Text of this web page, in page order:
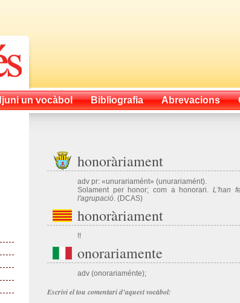
un vocàbol Bibliografia Abrevacions
honoràriament
adv pr: «unurariamént» (unurariamént).
Solament per honor; com a honorari. L'han
l'agrupació. (DCAS)
honoràriament
!!
onorariamente
adv (onorariaménte);
Escrivi el tou comentari d’aquest vocàbol: